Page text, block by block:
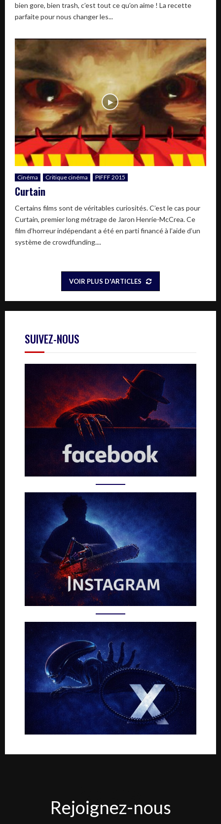
bien gore, bien trash, c’est tout ce qu’on aime ! La recette
parfaite pour nous changer les...
Cinéma Critique cinéma PIFFF 2015
Curtain
Certains films sont de véritables curiosités. C’est le cas pour
Curtain, premier long métrage de Jaron Henrie-McCrea. Ce
film d’horreur indépendant a été en parti financé à l’aide d’un
système de crowdfunding....
VOIR PLUS D'ARTICLES
SUIVEZ-NOUS
nous
Rejoignez-nous